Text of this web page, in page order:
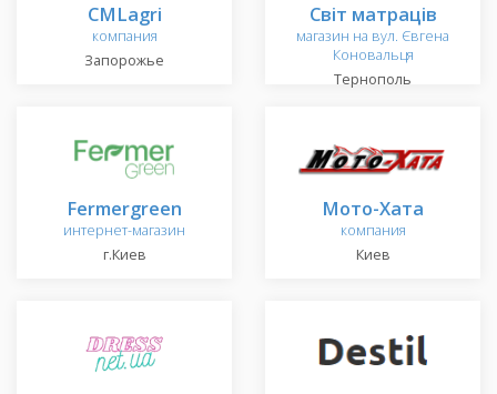
CMLagri
компания
Запорожье
Світ матраців
магазин на вул. Євгена
Коновальця
Тернополь
Fermergreen
интернет-магазин
г.Киев
Мото-Хата
компания
Киев